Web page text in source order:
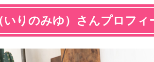
いりのみゆ）さんプロフィ